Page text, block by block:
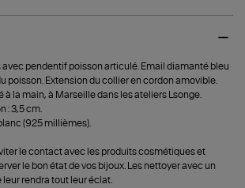
avec pendentif poisson articulé. Email diamanté bleu
poisson. Extension du collier en cordon amovible.
à la main, à Marseille dans les ateliers Lsonge.
: 3,5 cm.
(925 millièmes).
le contact avec les produits cosmétiques et
le bon état de vos bijoux. Les nettoyer avec un
rendra tout leur éclat.